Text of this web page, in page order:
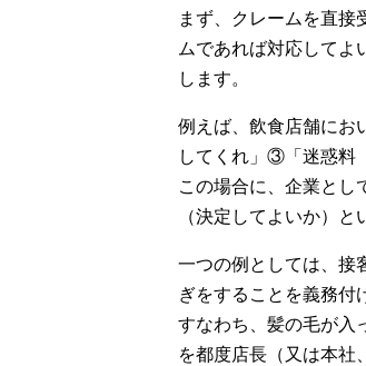
まず、クレームを直
ムであれば対応して
します。
例えば、飲食店舗に
してくれ」③「迷惑料
この場合に、企業と
（決定してよいか）
一つの例としては、
ぎをすることを義務付
すなわち、髪の毛が入
を都度店長（又は本社